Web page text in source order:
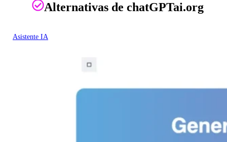
Alternativas de chatGPTai.org
Asistente IA